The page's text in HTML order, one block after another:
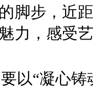
脚步，近
力，感受
以“凝心